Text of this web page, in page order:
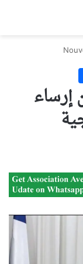
إرساء